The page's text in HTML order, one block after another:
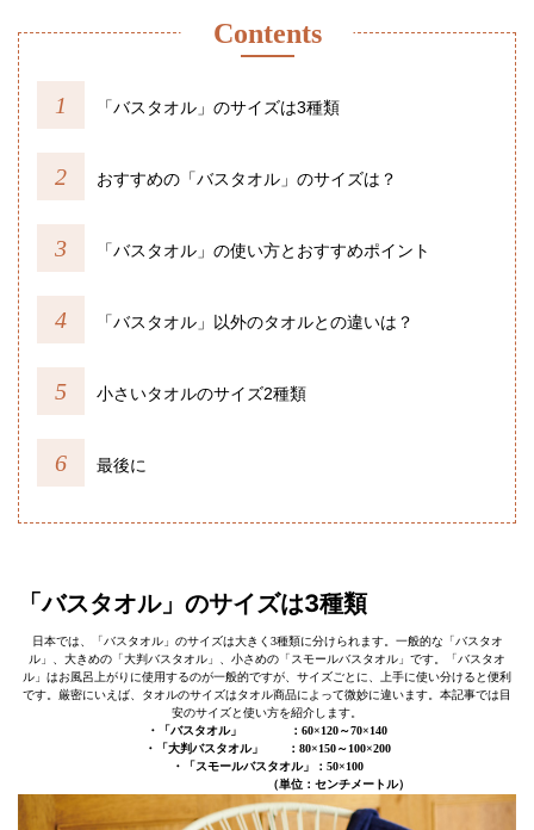
Contents
「バスタオル」のサイズは3種類
おすすめの「バスタオル」のサイズは？
「バスタオル」の使い方とおすすめポイント
「バスタオル」以外のタオルとの違いは？
小さいタオルのサイズ2種類
最後に
「バスタオル」のサイズは3種類
日本では、「バスタオル」のサイズは大きく3種類に分けられます。一般的な「バスタオ
ル」、大きめの「大判バスタオル」、小さめの「スモールバスタオル」です。「バスタオ
ル」はお風呂上がりに使用するのが一般的ですが、サイズごとに、上手に使い分けると便利
です。厳密にいえば、タオルのサイズはタオル商品によって微妙に違います。本記事では目
安のサイズと使い方を紹介します。
・「バスタオル」 ：60×120～70×140
・「大判バスタオル」 ：80×150～100×200
・「スモールバスタオル」：50×100
（単位：センチメートル）